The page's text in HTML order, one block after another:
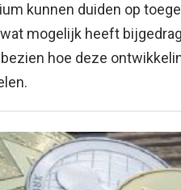
kunnen duiden op
mogelijk heeft
hoe deze